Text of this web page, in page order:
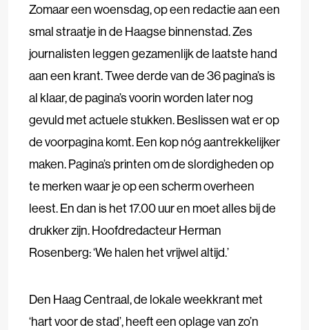
Zomaar een woensdag, op een redactie aan een
smal straatje in de Haagse binnenstad. Zes
journalisten leggen gezamenlijk de laatste hand
aan een krant. Twee derde van de 36 pagina’s is
al klaar, de pagina’s voorin worden later nog
gevuld met actuele stukken. Beslissen wat er op
de voorpagina komt. Een kop nóg aantrekkelijker
maken. Pagina’s printen om de slordigheden op
te merken waar je op een scherm overheen
leest. En dan is het 17.00 uur en moet alles bij de
drukker zijn. Hoofdredacteur Herman
Rosenberg: ‘We halen het vrijwel altijd.’
Den Haag Centraal, de lokale weekkrant met
‘hart voor de stad’, heeft een oplage van zo’n